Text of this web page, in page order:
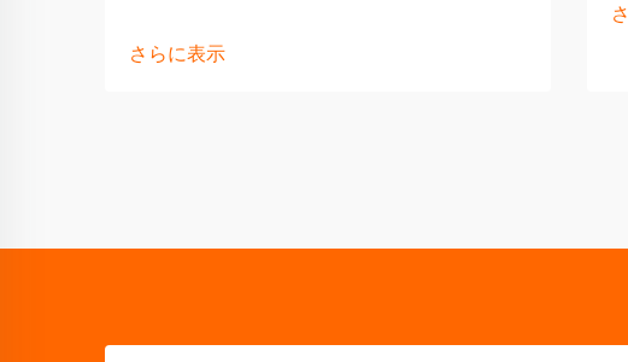
さらに表示